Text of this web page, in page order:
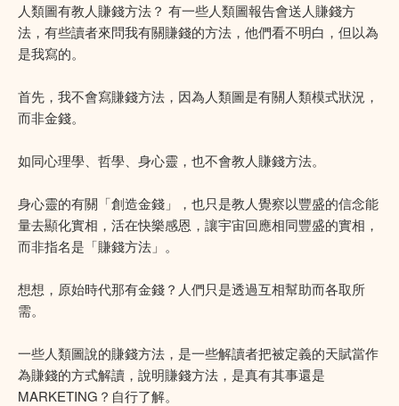
人類圖有教人賺錢方法？ 有一些人類圖報告會送人賺錢方
法，有些讀者來問我有關賺錢的方法，他們看不明白，但以為
是我寫的。
首先，我不會寫賺錢方法，因為人類圖是有關人類模式狀況，
而非金錢。
如同心理學、哲學、身心靈，也不會教人賺錢方法。
身心靈的有關「創造金錢」，也只是教人覺察以豐盛的信念能
量去顯化實相，活在快樂感恩，讓宇宙回應相同豐盛的實相，
而非指名是「賺錢方法」。
想想，原始時代那有金錢？人們只是透過互相幫助而各取所
需。
一些人類圖說的賺錢方法，是一些解讀者把被定義的天賦當作
為賺錢的方式解讀，說明賺錢方法，是真有其事還是
MARKETING？自行了解。